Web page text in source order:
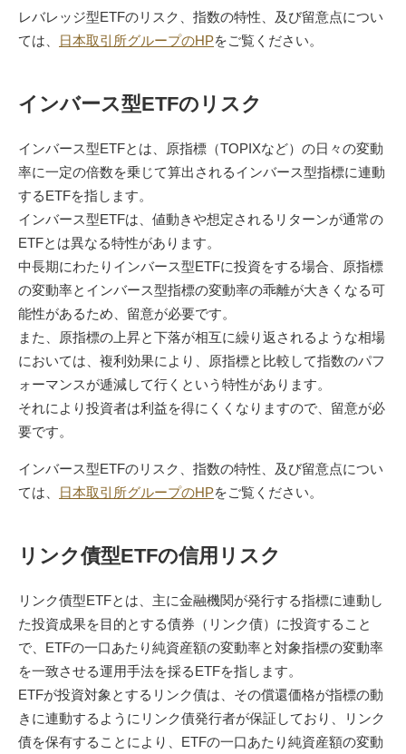
レバレッジ型ETFのリスク、指数の特性、及び留意点につい
ては、
日本取引所グループのHPをご覧ください。
インバース型ETFのリスク
インバース型ETFとは、原指標（TOPIXなど）の日々の変動
率に一定の倍数を乗じて算出されるインバース型指標に連動
するETFを指します。
インバース型ETFは、値動きや想定されるリターンが通常の
ETFとは異なる特性があります。
中長期にわたりインバース型ETFに投資をする場合、原指標
の変動率とインバース型指標の変動率の乖離が大きくなる可
能性があるため、留意が必要です。
また、原指標の上昇と下落が相互に繰り返されるような相場
においては、複利効果により、原指標と比較して指数のパフ
ォーマンスが逓減して行くという特性があります。
それにより投資者は利益を得にくくなりますので、留意が必
要です。
インバース型ETFのリスク、指数の特性、及び留意点につい
ては、
日本取引所グループのHPをご覧ください。
リンク債型ETFの信用リスク
リンク債型ETFとは、主に金融機関が発行する指標に連動し
た投資成果を目的とする債券（リンク債）に投資すること
で、ETFの一口あたり純資産額の変動率と対象指標の変動率
を一致させる運用手法を採るETFを指します。
ETFが投資対象とするリンク債は、その償還価格が指標の動
きに連動するようにリンク債発行者が保証しており、リンク
債を保有することにより、ETFの一口あたり純資産額の変動